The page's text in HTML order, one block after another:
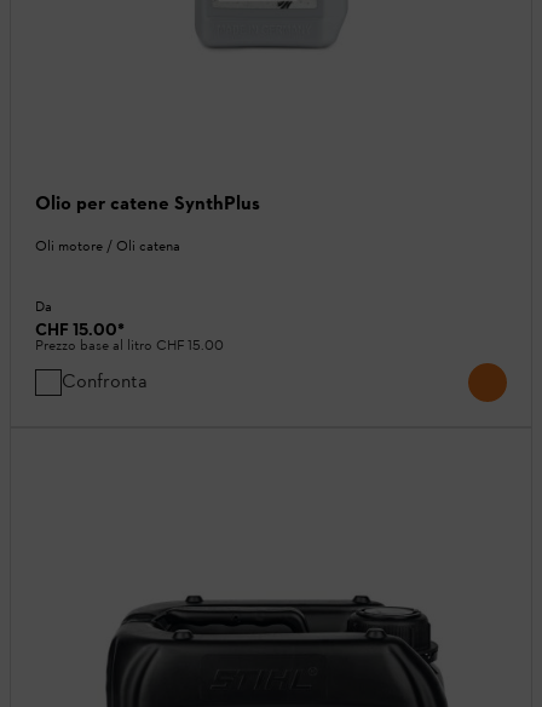
Olio per catene SynthPlus
Oli motore / Oli catena
Da
CHF 15.00*
Prezzo base al litro CHF 15.00
Confronta